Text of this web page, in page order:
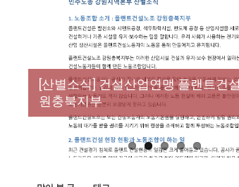
[성명] 막을 수 있었던 죽음, HL만도
라 : 청년노동자 사망사고의 철저한
과 재발방지 대책 마련하라
[산별소식] 건설산업연맹 플랜트건
원충북지부
[강릉,속초,원주,춘천] 폭염감시단 사
모
[조합원☆인터뷰] 서비스연맹 전국
규직노동조합 강원지부 김유미 춘천
[본부소식] 강원지역 노동자 합창단